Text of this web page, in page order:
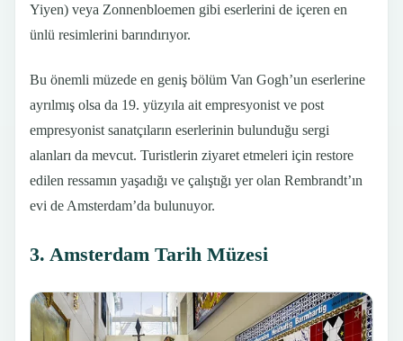
Yiyen) veya Zonnenbloemen gibi eserlerini de içeren en
ünlü resimlerini barındırıyor.
Bu önemli müzede en geniş bölüm Van Gogh’un eserlerine
ayrılmış olsa da 19. yüzyıla ait empresyonist ve post
empresyonist sanatçıların eserlerinin bulunduğu sergi
alanları da mevcut. Turistlerin ziyaret etmeleri için restore
edilen ressamın yaşadığı ve çalıştığı yer olan Rembrandt’ın
evi de Amsterdam’da bulunuyor.
3. Amsterdam Tarih Müzesi